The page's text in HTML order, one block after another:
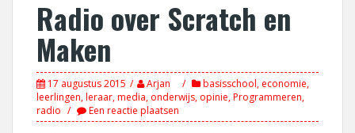
Radio over Scratch en
Maken
17 augustus 2015 Arjan basisschool, economie,
leerlingen,leraar,media, onderwijs, opinie,Programmeren,
radio
Een reactie plaatsen